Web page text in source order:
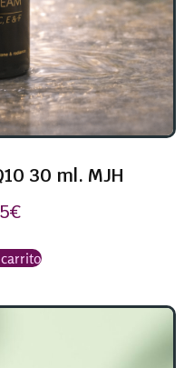
30 ml. MJH
€